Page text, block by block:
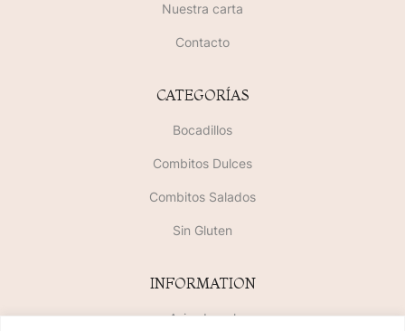
Nuestra carta
Contacto
CATEGORÍAS
Bocadillos
Combitos Dulces
Combitos Salados
Sin Gluten
INFORMATION
Aviso Legal